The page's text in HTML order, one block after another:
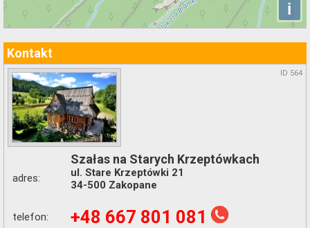
i
Kontakt
ID 564
adres:
Szałas na Starych Krzeptówkach
ul. Stare Krzeptówki 21
34-500 Zakopane
telefon: +48 667 801 081